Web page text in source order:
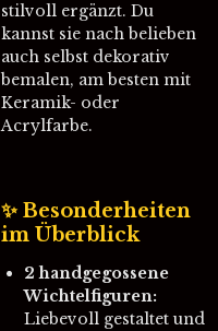
stilvoll ergänzt. Du
kannst sie nach belieben
auch selbst dekorativ
bemalen, am besten mit
Keramik- oder
Acrylfarbe.
✨ Besonderheiten
im Überblick
2 handgegossene
Wichtelfiguren:
Liebevoll gestaltet und